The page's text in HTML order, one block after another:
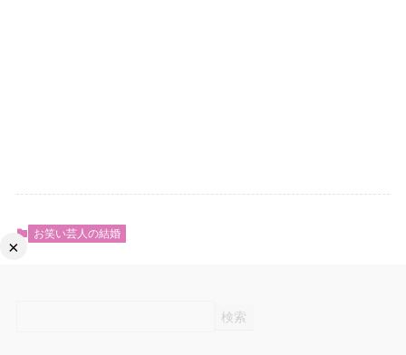
お笑い芸人の結婚
検索
×